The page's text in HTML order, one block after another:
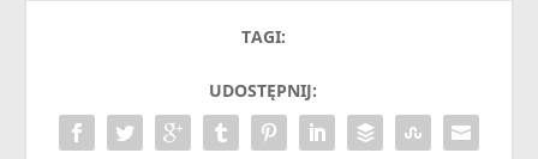
TAGI:
UDOSTĘPNIJ: